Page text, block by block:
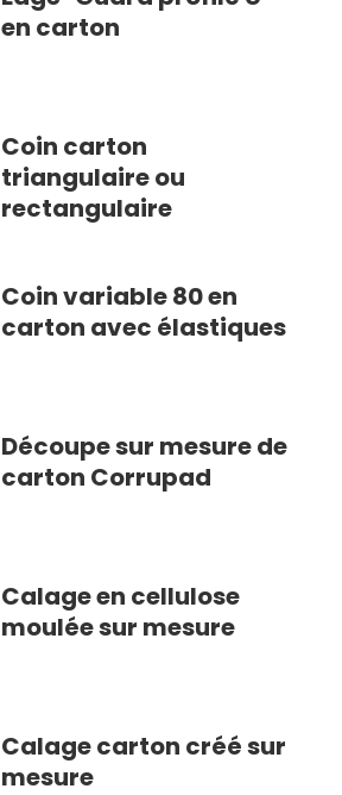
en carton
Coin carton
triangulaire ou
rectangulaire
Coin variable 80 en
carton avec élastiques
Découpe sur mesure de
carton Corrupad
Calage en cellulose
moulée sur mesure
Calage carton créé sur
mesure